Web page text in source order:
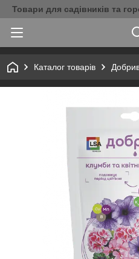
Товари для садівників та
Каталог товарів